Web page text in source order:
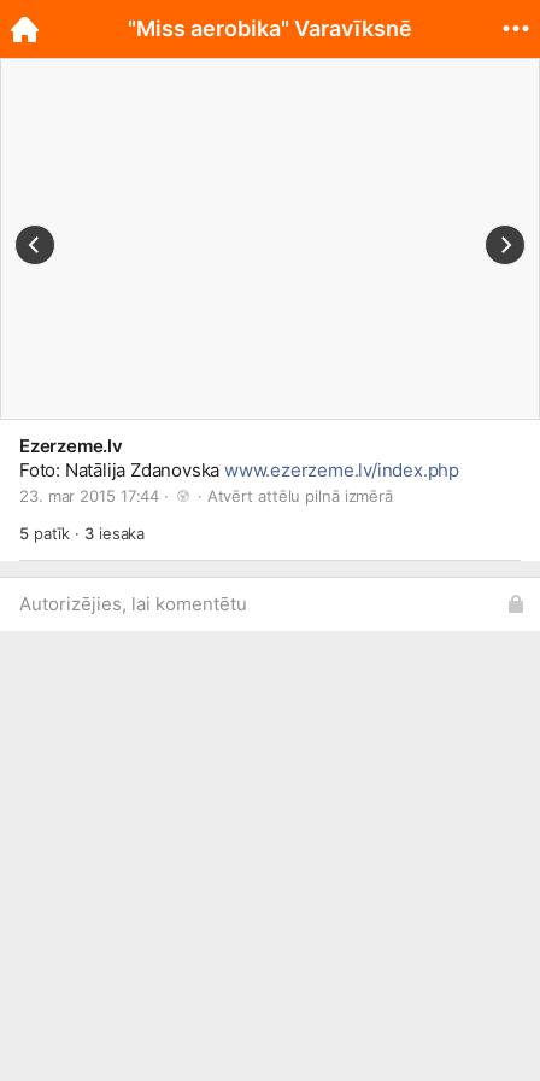
Ezerzeme.lv
Foto: Natālija Zdanovskawww.ezerzeme.lv/index.php
23. mar 2015 17:44 · · Atvērt attēlu pilnā izmērā
5patīk · 3iesaka
Autorizējies, lai komentētu
"Miss aerobika" Varavīksnē